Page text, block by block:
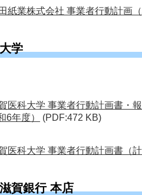
紙業株式会社 事業者行動計画
学
医科大学 事業者行動計画書・
6年度）
(PDF:472 KB)
医科大学 事業者行動計画書（
賀銀行 本店